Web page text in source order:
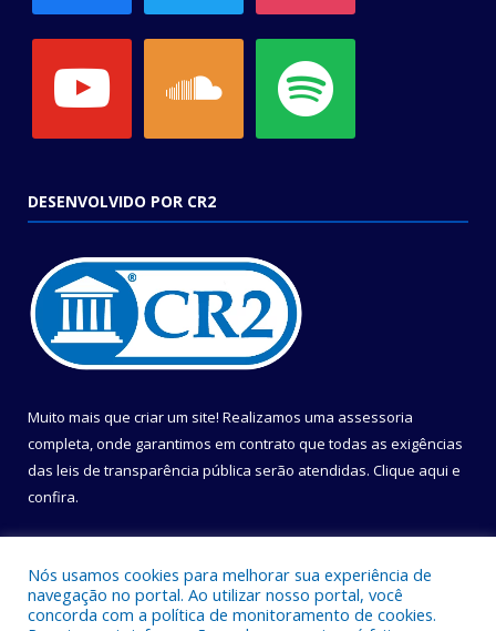
DESENVOLVIDO POR CR2
Muito mais que criar um site! Realizamos uma assessoria
completa, onde garantimos em contrato que todas as exigências
das leis de transparência pública serão atendidas. Clique aqui e
confira.
Nós usamos cookies para melhorar sua experiência de
navegação no portal. Ao utilizar nosso portal, você
concorda com a política de monitoramento de cookies.